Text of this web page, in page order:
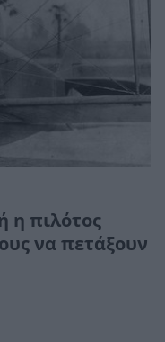
η πιλότος
να πετάξουν